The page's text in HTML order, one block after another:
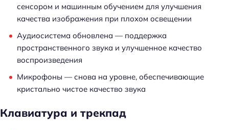
сенсором и машинным обучением для улучшения
качества изображения при плохом освещении
Аудиосистема обновлена — поддержка
пространственного звука и улучшенное качество
воспроизведения
Микрофоны — снова на уровне, обеспечивающие
кристально чистое качество звука
Клавиатура и трекпад